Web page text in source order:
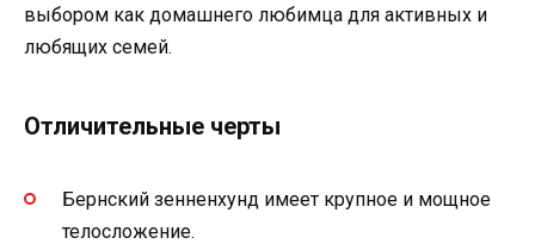
выбором как домашнего любимца для активных и
любящих семей.
Отличительные черты
Бернский зенненхунд имеет крупное и мощное
телосложение.